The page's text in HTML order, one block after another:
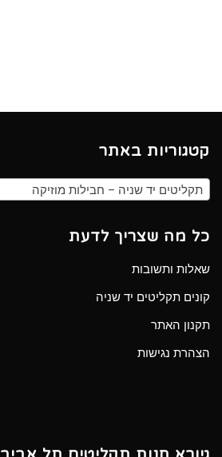
קטגוריות באתר
תקליטים יד שניה – חבילות מוזיקה
כל מה שצריך לדעת
שאלות ותשובות
קונים תקליטים יד שניה
תקנון האתר
הצהרת נגישות